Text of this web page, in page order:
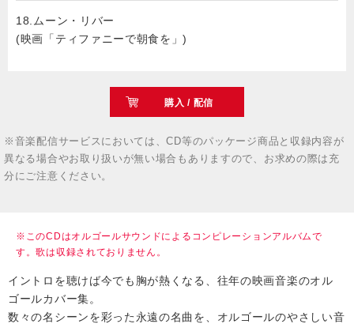
18.ムーン・リバー
(映画「ティファニーで朝食を」)
購入 / 配信
※音楽配信サービスにおいては、CD等のパッケージ商品と収録内容が
異なる場合やお取り扱いが無い場合もありますので、お求めの際は充
分にご注意ください。
※このCDはオルゴールサウンドによるコンピレーションアルバムで
す。歌は収録されておりません。
イントロを聴けば今でも胸が熱くなる、往年の映画音楽のオル
ゴールカバー集。
数々の名シーンを彩った永遠の名曲を、オルゴールのやさしい音